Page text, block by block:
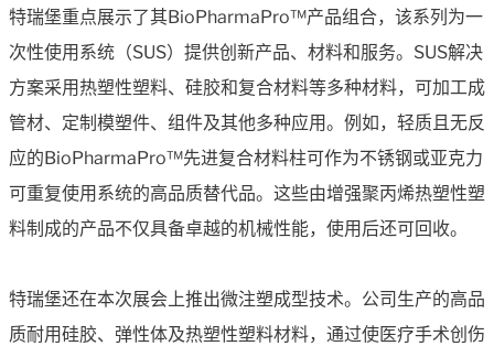
特瑞堡重点展示了其BioPharmaPro™产品组合，该系列为一
次性使用系统（SUS）提供创新产品、材料和服务。SUS解决
方案采用热塑性塑料、硅胶和复合材料等多种材料，可加工成
管材、定制模塑件、组件及其他多种应用。例如，轻质且无反
应的BioPharmaPro™先进复合材料柱可作为不锈钢或亚克力
可重复使用系统的高品质替代品。这些由增强聚丙烯热塑性塑
料制成的产品不仅具备卓越的机械性能，使用后还可回收。
特瑞堡还在本次展会上推出微注塑成型技术。公司生产的高品
质耐用硅胶、弹性体及热塑性塑料材料，通过使医疗手术创伤